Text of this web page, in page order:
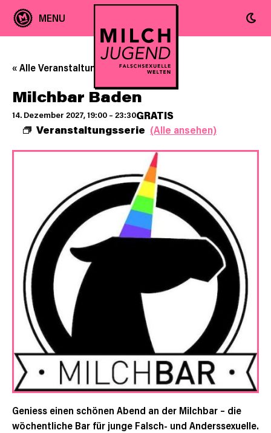
« Alle Veranstaltungen
Milchbar Baden
14. Dezember 2027, 19:00 – 23:30
Veranstaltungsserie (Alle ansehen)
GRATIS
Geniess einen schönen Abend an der Milchbar – die
wöchentliche Bar für junge Falsch- und Anderssexuelle.